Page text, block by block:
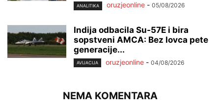
ANALITIKA oruzjeonline - 05/08/2026
Indija odbacila Su-57E i bira
sopstveni AMCA: Bez lovca pete
generacije...
AVIJACIJA oruzjeonline - 04/08/2026
NEMA KOMENTARA